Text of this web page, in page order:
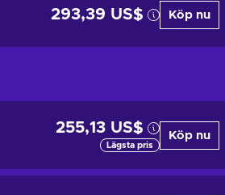
293,39 US$ Köp nu
255,13 US$
Lägsta pris
Köp nu